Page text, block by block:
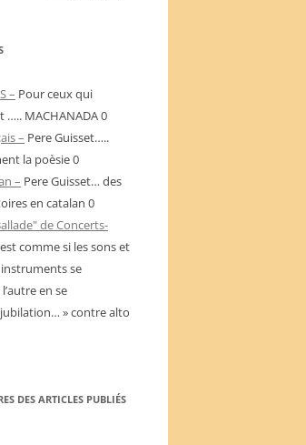
– Pour ceux qui
MACHANADA 0
– Pere Guisset…..
la poèsie 0
– Pere Guisset… des
en catalan 0
de Concerts-
comme si les sons et
se
en se
» contre alto
DES ARTICLES PUBLIÉS